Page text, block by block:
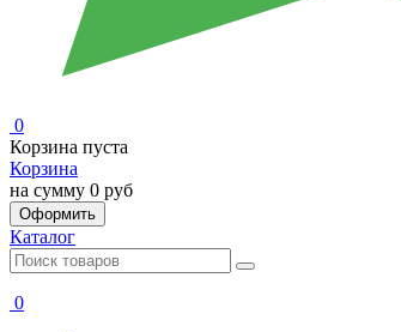
0
Корзина пуста
Корзина
на сумму 0 руб
Оформить
Каталог
0